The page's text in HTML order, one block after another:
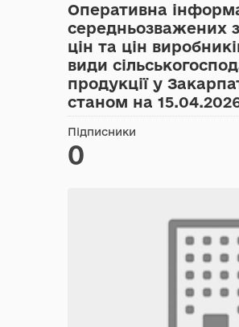
Оперативна
середньозважених
цін та цін
види
продукції у
станом на
Підписники
0